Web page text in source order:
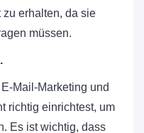
erhalten, da sie
müssen.
Mail-Marketing und
richtig einrichtest, um
Es ist wichtig, dass